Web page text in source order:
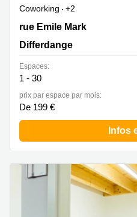
Coworking
+2
40 rue Emile Mark,
rue Emile Mark
Differdange
Espaces:
1 - 30
prix par espace par mois:
De 199 €
Infos